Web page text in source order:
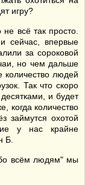
игру?
всё так просто.
сейчас, впервые
за сороковой
но чем дальше
количество людей
Так что скоро
и будет
когда количество
займутся охотой
у нас крайне
Б.
всём людям" мы